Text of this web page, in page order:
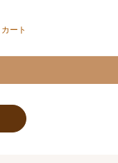
カート